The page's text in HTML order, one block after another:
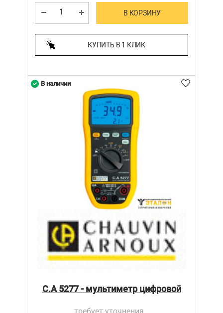
В КОРЗИНУ
КУПИТЬ В 1 КЛИК
C.A 5277 - мультиметр цифровой
В наличии